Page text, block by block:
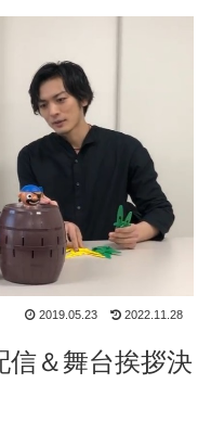
2019.05.23 2022.11.28
＆舞台挨拶決